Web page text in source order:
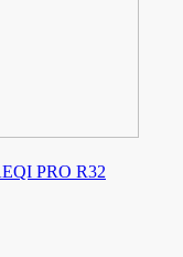
PRO R32